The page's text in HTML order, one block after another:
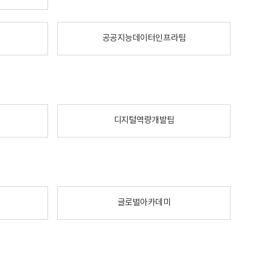
공공지능데이터인프라팀
디지털역량개발팀
글로벌아카데미